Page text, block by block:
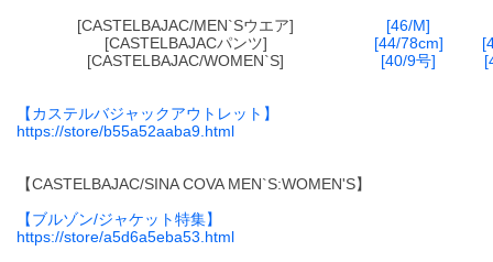
[CASTELBAJAC/MEN`Sウエア]
[46/M]
[CASTELBAJACパンツ]
[44/78cm]
[CASTELBAJAC/WOMEN`S]
[40/9号]
【カステルバジャックアウトレット】
https://store/b55a52aaba9.html
【CASTELBAJAC/SINA COVA MEN`S:WOMEN'S】
【ブルゾン/ジャケット特集】
https://store/a5d6a5eba53.html